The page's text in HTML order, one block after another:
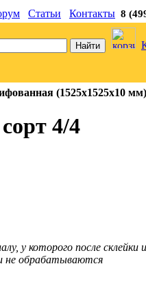
Статьи Контакты 8
(1525x1525x10 мм)
4/4
у которого после склейки и
не обрабатываются